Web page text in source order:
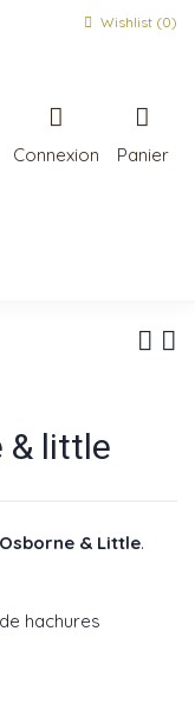
Wishlist (0)
Connexion Panier
& little
Osborne & Little.
hachures